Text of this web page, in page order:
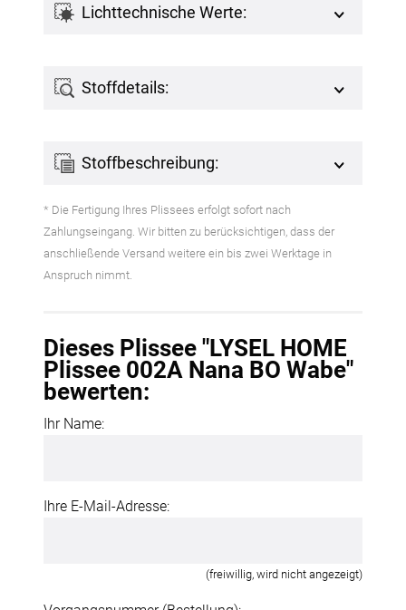
Lichttechnische Werte:
Stoffdetails:
Stoffbeschreibung:
* Die Fertigung Ihres Plissees erfolgt sofort nach
Zahlungseingang. Wir bitten zu berücksichtigen, dass der
anschließende Versand weitere ein bis zwei Werktage in
Anspruch nimmt.
Dieses Plissee "LYSEL HOME
Plissee 002A Nana BO Wabe"
bewerten:
Ihr Name:
Ihre E-Mail-Adresse:
(freiwillig, wird nicht angezeigt)